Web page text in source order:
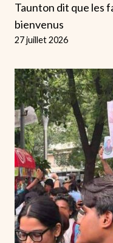
Taunton dit que les
bienvenus
27 juillet 2026